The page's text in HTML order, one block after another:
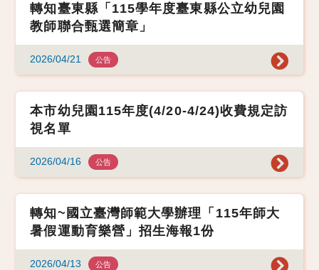
轉知臺東縣「115學年度臺東縣公立幼兒園
教師聯合甄選簡章」
2026/04/21 公告
本市幼兒園115年度(4/20-4/24)收費規定訪
視名單
2026/04/16 公告
轉知~國立臺灣師範大學辦理「115年師大
暑假運動育樂營」招生海報1份
2026/04/13 公告